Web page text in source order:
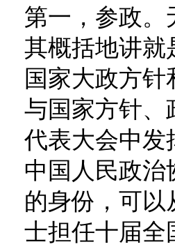
第一，参政。
其概括地讲就
国家大政方
与国家方针、
代表大会中发
中国人民政治
的身份，可
士担任十届全